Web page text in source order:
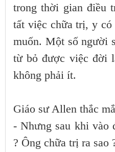
trong thời gian điều
tất việc chữa trị, y
muốn. Một số người
từ bỏ được việc đời
không phải ít.
Giáo sư Allen thắc
- Nhưng sau khi vào
? Ông chữa trị ra sao